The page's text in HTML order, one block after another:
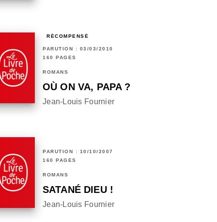
RÉCOMPENSÉ
PARUTION : 03/03/2010
160 PAGES
ROMANS
OÙ ON VA, PAPA ?
Jean-Louis Fournier
PARUTION : 10/10/2007
160 PAGES
ROMANS
SATANÉ DIEU !
Jean-Louis Fournier